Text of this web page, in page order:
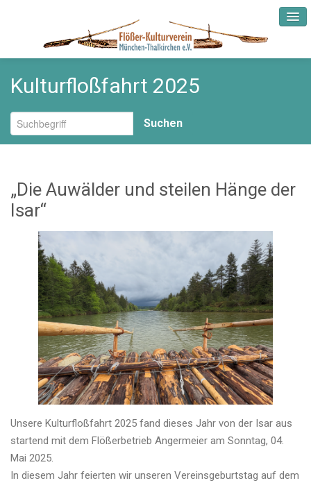
Rückblick
Fundus und Museum
Mitgliedschaft
Partner
Kontakt
Kulturfloßfahrt 2025
Suchen
„Die Auwälder und steilen Hänge der
Isar“
Unsere Kulturfloßfahrt 2025 fand dieses Jahr von der Isar aus
startend mit dem Flößerbetrieb Angermeier am Sonntag, 04.
Mai 2025.
In diesem Jahr feierten wir unseren Vereinsgeburtstag auf dem